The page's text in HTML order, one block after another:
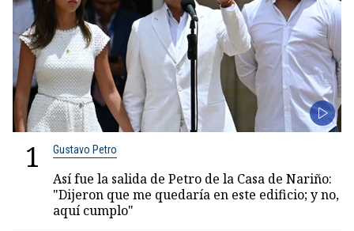
1 Gustavo Petro
Así fue la salida de Petro de la Casa de Nariño:
"Dijeron que me quedaría en este edificio; y no,
aquí cumplo"